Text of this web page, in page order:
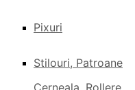
Pixuri
Stilouri, Patroane